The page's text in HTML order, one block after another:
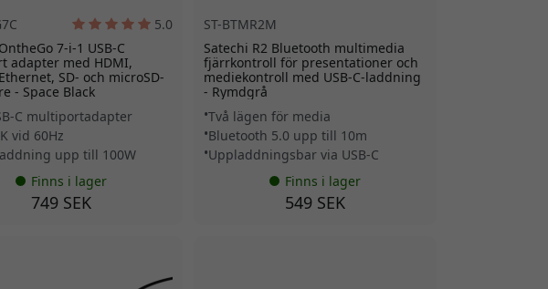
5.0
7-i-1 USB-C
adapter med HDMI,
SD- och microSD-
- Space Black
C multiportadapter
vid 60Hz
upp till 100W
Finns i lager
749 SEK
ST-BTMR2M
Satechi R2 Bluetooth multimedia
fjärrkontroll för presentationer och
mediekontroll med USB-C-laddning
- Rymdgrå
Två lägen för media
Bluetooth 5.0 upp till 10m
Uppladdningsbar via USB-C
Finns i lager
549 SEK